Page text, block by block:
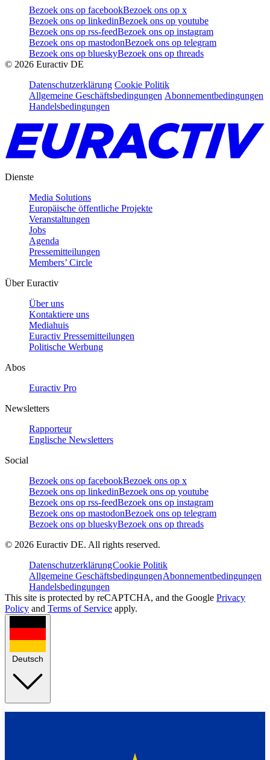
Bezoek ons op facebookBezoek ons op x
Bezoek ons op linkedinBezoek ons op youtube
Bezoek ons op rss-feedBezoek ons op instagram
Bezoek ons op mastodonBezoek ons op telegram
Bezoek ons op blueskyBezoek ons op threads
© 2026 Euractiv DE
Datenschutzerklärung Cookie Politik
Allgemeine Geschäftsbedingungen Abonnementbedingungen
Handelsbedingungen
Dienste
Media Solutions
Europäische öffentliche Projekte
Veranstaltungen
Jobs
Agenda
Pressemitteilungen
Members’ Circle
Über Euractiv
Über uns
Kontaktiere uns
Mediahuis
Euractiv Pressemitteilungen
Politische Werbung
Abos
Euractiv Pro
Newsletters
Rapporteur
Englische Newsletters
Social
Bezoek ons op facebookBezoek ons op x
Bezoek ons op linkedinBezoek ons op youtube
Bezoek ons op rss-feedBezoek ons op instagram
Bezoek ons op mastodonBezoek ons op telegram
Bezoek ons op blueskyBezoek ons op threads
© 2026 Euractiv DE. All rights reserved.
DatenschutzerklärungCookie Politik
Allgemeine GeschäftsbedingungenAbonnementbedingungen
Handelsbedingungen
This site is protected by reCAPTCHA, and the Google Privacy
Policy and Terms of Service apply.
Deutsch